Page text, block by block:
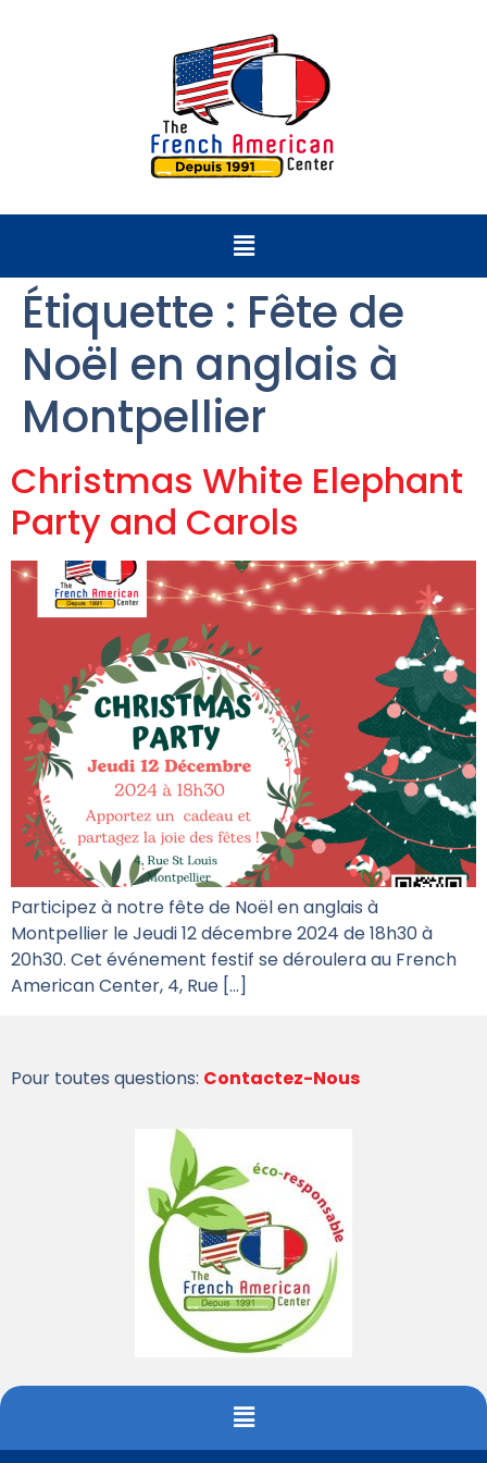
Étiquette : Fête de
Noël en anglais à
Montpellier
Christmas White Elephant
Party and Carols
Participez à notre fête de Noël en anglais à
Montpellier le Jeudi 12 décembre 2024 de 18h30 à
20h30. Cet événement festif se déroulera au French
American Center, 4, Rue […]
Pour toutes questions: Contactez-Nous